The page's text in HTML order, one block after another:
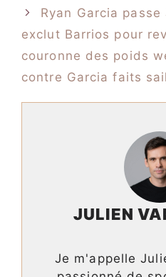
Ryan Garcia
exclut Barrios pour
couronne des poids
contre Garcia faits
JULIEN
Je m'appelle